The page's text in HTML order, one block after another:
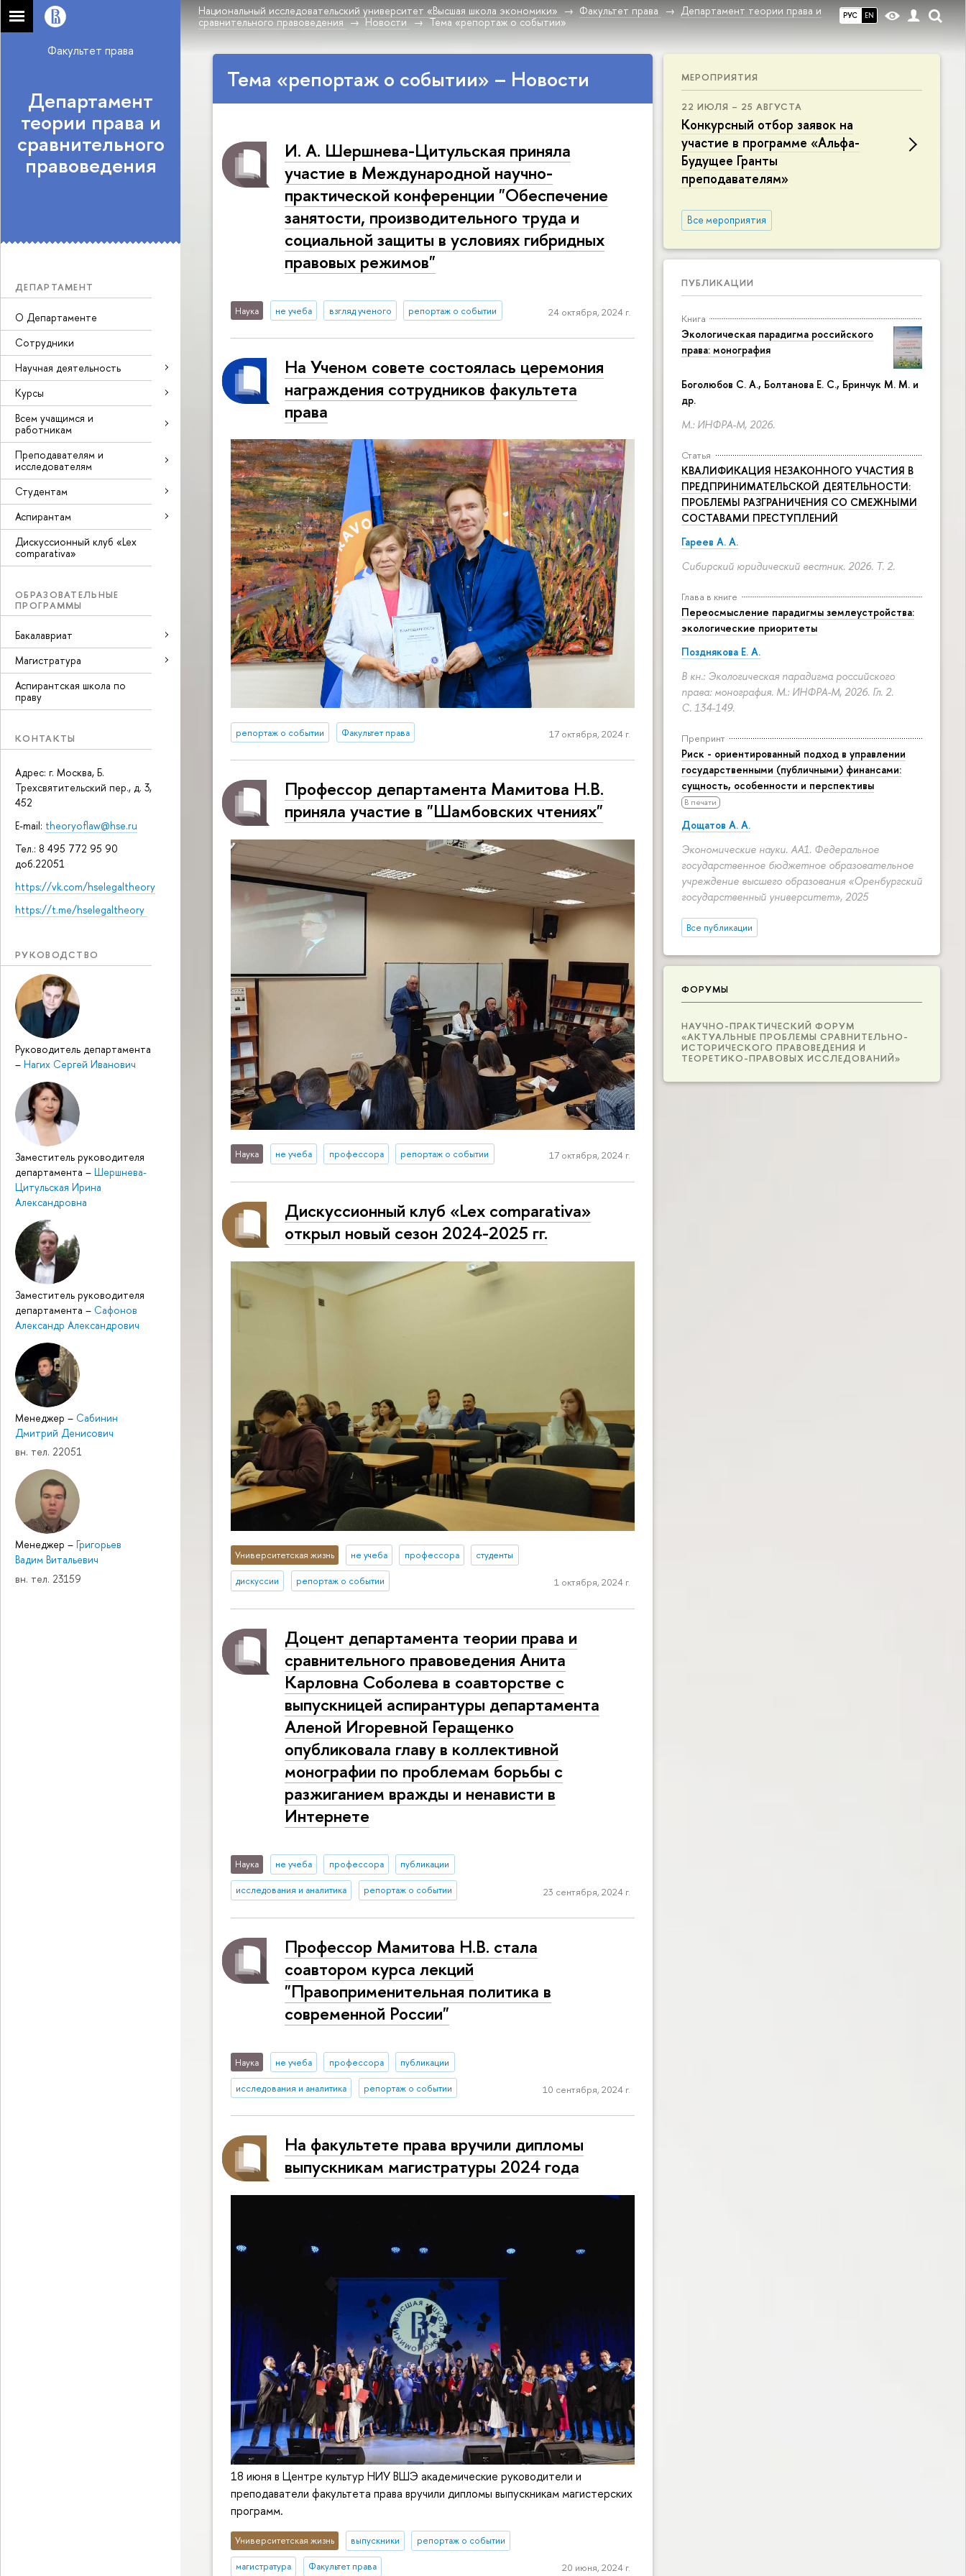
РУС EN
Национальный исследовательский университет «Высшая школа экономики» Факультет права
Департамент теории права и
сравнительного правоведения
Новости Тема «репортаж о событии»
Факультет права
Департамент
теории права и
сравнительного
правоведения
ДЕПАРТАМЕНТ
О Департаменте
Сотрудники
Научная деятельность
Курсы
Всем учащимся и
работникам
Преподавателям и
исследователям
Студентам
Аспирантам
Дискуссионный клуб «Lex
comparativa»
ОБРАЗОВАТЕЛЬНЫЕ
ПРОГРАММЫ
Бакалавриат
Магистратура
Аспирантская школа по
праву
КОНТАКТЫ
Адрес: г. Москва, Б.
Трехсвятительский пер., д. 3,
452
E-mail: theoryoflaw@hse.ru
Тел.: 8 495 772 95 90
доб.22051
https://vk.com/hselegaltheory
https://t.me/hselegaltheory
РУКОВОДСТВО
Руководитель департамента
– Нагих Сергей Иванович
Заместитель руководителя
департамента – Шершнева-
Цитульская Ирина
Александровна
Заместитель руководителя
департамента – Сафонов
Александр Александрович
Менеджер – Сабинин
Дмитрий Денисович
вн. тел. 22051
Менеджер – Григорьев
Вадим Витальевич
вн. тел. 23159
МЕРОПРИЯТИЯ
22 ИЮЛЯ – 25 АВГУСТА
Конкурсный отбор заявок на
участие в программе «Альфа-
Будущее Гранты
преподавателям»
Все мероприятия
ПУБЛИКАЦИИ
Книга
Экологическая парадигма российского
права: монография
Боголюбов С. А., Болтанова Е. С., Бринчук М. М. и
др.
М.: ИНФРА-М, 2026.
Статья
КВАЛИФИКАЦИЯ НЕЗАКОННОГО УЧАСТИЯ В
ПРЕДПРИНИМАТЕЛЬСКОЙ ДЕЯТЕЛЬНОСТИ:
ПРОБЛЕМЫ РАЗГРАНИЧЕНИЯ СО СМЕЖНЫМИ
СОСТАВАМИ ПРЕСТУПЛЕНИЙ
Гареев А. А.
Сибирский юридический вестник. 2026. Т. 2.
Глава в книге
Переосмысление парадигмы землеустройства:
экологические приоритеты
Позднякова Е. А.
В кн.: Экологическая парадигма российского
права: монография. М.: ИНФРА-М, 2026. Гл. 2.
С. 134-149.
Препринт
Риск - ориентированный подход в управлении
государственными (публичными) финансами:
сущность, особенности и перспективы
В печати
Дощатов А. А.
Экономические науки. АА1. Федеральное
государственное бюджетное образовательное
учреждение высшего образования «Оренбургский
государственный университет», 2025
Все публикации
ФОРУМЫ
НАУЧНО-ПРАКТИЧЕСКИЙ ФОРУМ
«АКТУАЛЬНЫЕ ПРОБЛЕМЫ СРАВНИТЕЛЬНО-
ИСТОРИЧЕСКОГО ПРАВОВЕДЕНИЯ И
ТЕОРЕТИКО-ПРАВОВЫХ ИССЛЕДОВАНИЙ»
Тема «репортаж о событии» – Новости
И. А. Шершнева-Цитульская приняла
участие в Международной научно-
практической конференции "Обеспечение
занятости, производительного труда и
социальной защиты в условиях гибридных
правовых режимов"
Наука не учеба взгляд ученого репортаж о событии 24 октября, 2024 г.
На Ученом совете состоялась церемония
награждения сотрудников факультета
права
репортаж о событии Факультет права 17 октября, 2024 г.
Профессор департамента Мамитова Н.В.
приняла участие в "Шамбовских чтениях"
Наука не учеба профессора репортаж о событии 17 октября, 2024 г.
Дискуссионный клуб «Lex comparativa»
открыл новый сезон 2024-2025 гг.
Университетская жизнь не учеба профессора студенты
дискуссии репортаж о событии 1 октября, 2024 г.
Доцент департамента теории права и
сравнительного правоведения Анита
Карловна Соболева в соавторстве с
выпускницей аспирантуры департамента
Аленой Игоревной Геращенко
опубликовала главу в коллективной
монографии по проблемам борьбы с
разжиганием вражды и ненависти в
Интернете
Наука не учеба профессора публикации
исследования и аналитика репортаж о событии 23 сентября, 2024 г.
Профессор Мамитова Н.В. стала
соавтором курса лекций
"Правоприменительная политика в
современной России"
Наука не учеба профессора публикации
исследования и аналитика репортаж о событии 10 сентября, 2024 г.
На факультете права вручили дипломы
выпускникам магистратуры 2024 года
18 июня в Центре культур НИУ ВШЭ академические руководители и
преподаватели факультета права вручили дипломы выпускникам магистерских
программ.
Университетская жизнь выпускники репортаж о событии
магистратура Факультет права 20 июня, 2024 г.